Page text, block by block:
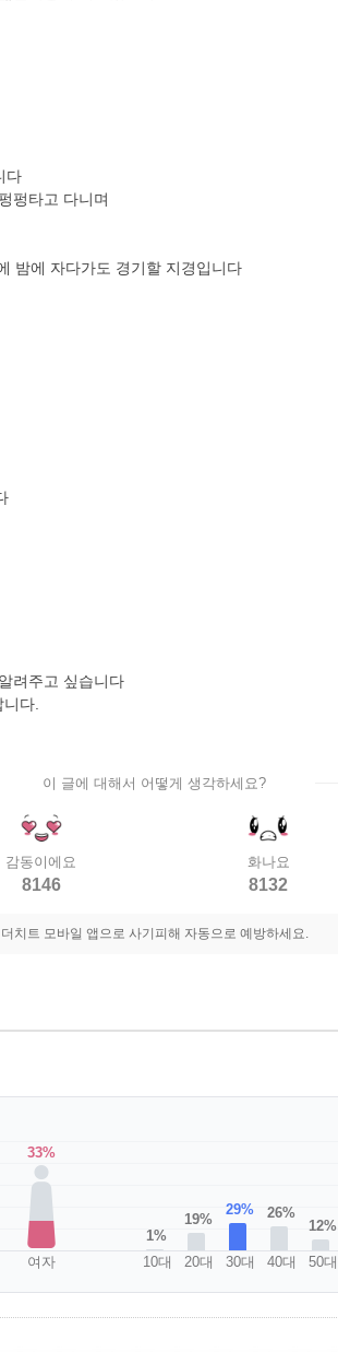
다
펑타고 다니며
밤에 자다가도 경기할 지경입니다
려주고 싶습니다
다.
이 글에 대해서 어떻게 생각하세요?
감동이에요
8146
화나요
8132
더치트 모바일 앱으로 사기피해 자동으로 예방하세요.
33%
여자
1%
10대
19%
20대
29%
30대
26%
40대
12%
50대